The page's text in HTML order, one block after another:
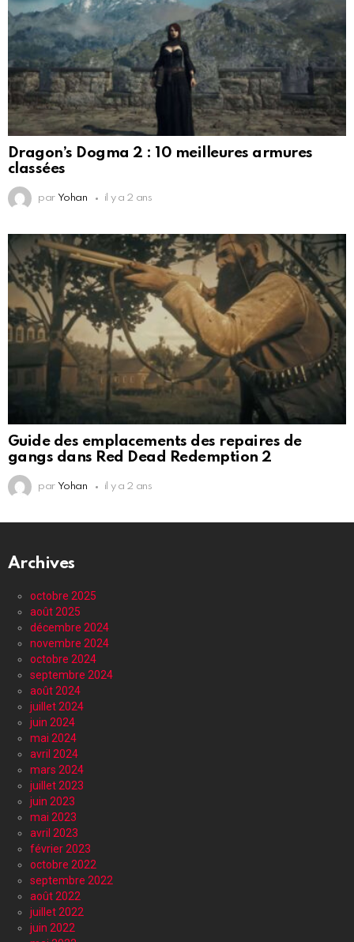
Dragon’s Dogma 2 : 10 meilleures armures
classées
par Yohan il y a 2 ans
Guide des emplacements des repaires de
gangs dans Red Dead Redemption 2
par Yohan il y a 2 ans
Archives
octobre 2025
août 2025
décembre 2024
novembre 2024
octobre 2024
septembre 2024
août 2024
juillet 2024
juin 2024
mai 2024
avril 2024
mars 2024
juillet 2023
juin 2023
mai 2023
avril 2023
février 2023
octobre 2022
septembre 2022
août 2022
juillet 2022
juin 2022